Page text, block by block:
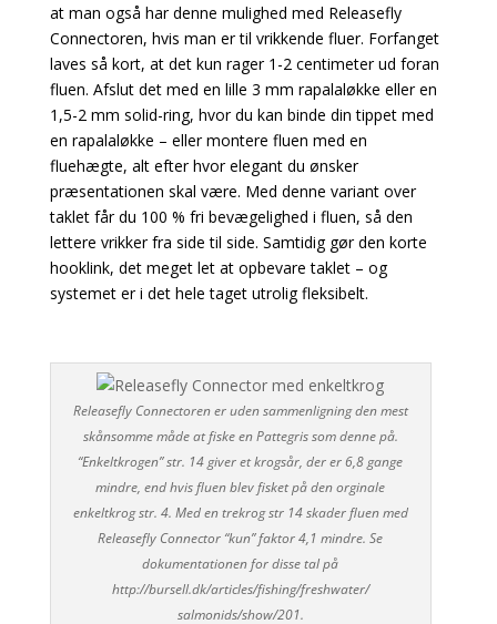
at man også har denne mulighed med Releasefly
Connectoren, hvis man er til vrikkende fluer. Forfanget
laves så kort, at det kun rager 1-2 centimeter ud foran
fluen. Afslut det med en lille 3 mm rapalaløkke eller en
1,5-2 mm solid-ring, hvor du kan binde din tippet med
en rapalaløkke – eller montere fluen med en
fluehægte, alt efter hvor elegant du ønsker
præsentationen skal være. Med denne variant over
taklet får du 100 % fri bevægelighed i fluen, så den
lettere vrikker fra side til side. Samtidig gør den korte
hooklink, det meget let at opbevare taklet – og
systemet er i det hele taget utrolig fleksibelt.
Releasefly Connectoren er uden sammenligning den mest
skånsomme måde at fiske en Pattegris som denne på.
“Enkeltkrogen” str. 14 giver et krogsår, der er 6,8 gange
mindre, end hvis fluen blev fisket på den orginale
enkeltkrog str. 4. Med en trekrog str 14 skader fluen med
Releasefly Connector “kun” faktor 4,1 mindre. Se
dokumentationen for disse tal på
http://bursell.dk/articles/fishing/freshwater/
salmonids/show/201.